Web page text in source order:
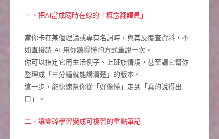
一、把AI當成隨時在線的「概念翻譯員」
當你卡在某個理論或專有名詞時，與其反覆查資料，不
如直接請 AI 用你聽得懂的方式重說一次。
你可以指定它用生活例子、上班族情境，甚至請它幫你
整理成「三分鐘就能講清楚」的版本。
這一步，能快速幫你從「好像懂」走到「真的說得出
口」。
二、讓零碎學習變成可複習的重點筆記